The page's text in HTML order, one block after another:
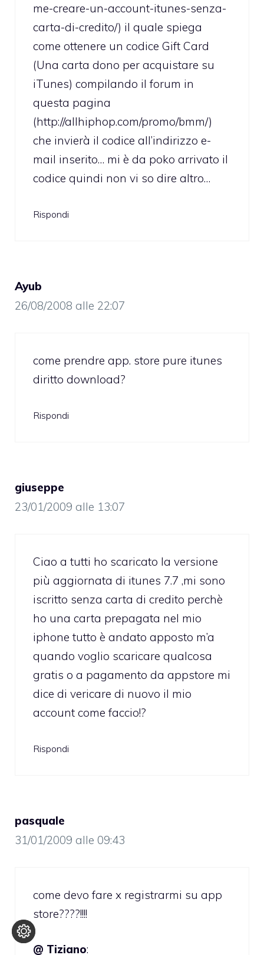
me-creare-un-account-itunes-senza-
carta-di-credito/) il quale spiega
come ottenere un codice Gift Card
(Una carta dono per acquistare su
iTunes) compilando il forum in
questa pagina
(http://allhiphop.com/promo/bmm/)
che invierà il codice all’indirizzo e-
mail inserito… mi è da poko arrivato il
codice quindi non vi so dire altro…
Rispondi
Ayub
26/08/2008 alle 22:07
come prendre app. store pure itunes
diritto download?
Rispondi
giuseppe
23/01/2009 alle 13:07
Ciao a tutti ho scaricato la versione
più aggiornata di itunes 7.7 ,mi sono
iscritto senza carta di credito perchè
ho una carta prepagata nel mio
iphone tutto è andato apposto m’a
quando voglio scaricare qualcosa
gratis o a pagamento da appstore mi
dice di vericare di nuovo il mio
account come faccio!?
Rispondi
pasquale
31/01/2009 alle 09:43
come devo fare x registrarmi su app
store????!!!!
@ Tiziano: